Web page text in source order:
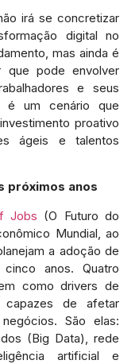
irá se concretizar
digital no
mas ainda é
que pode envolver
e seus
é um cenário que
proativo
ágeis e talentos
próximos anos
Jobs (O Futuro do
Mundial, ao
a adoção de
anos. Quatro
como drivers de
capazes de afetar
São elas:
(Big Data), rede
artificial e